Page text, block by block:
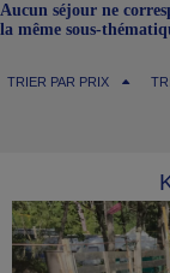
Aucun séjour ne
la même sous-
TRIER PAR PRIX